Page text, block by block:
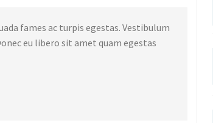
fames ac turpis egestas. Vestibulum
eu libero sit amet quam egestas